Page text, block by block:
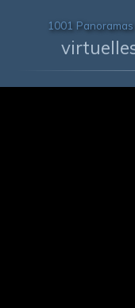
1001 Panoramas